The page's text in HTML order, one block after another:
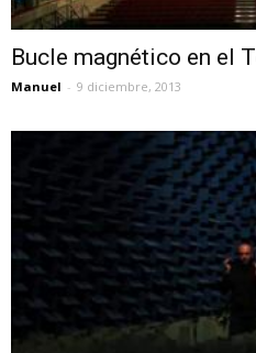
Bucle magnético en el
Manuel - 9 diciembre, 2013